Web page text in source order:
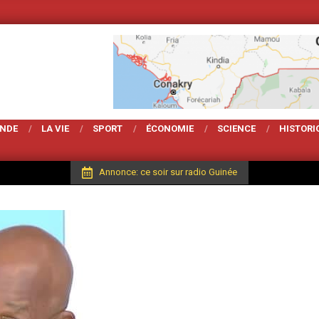
Votre Magarzine d'actualité et d
LA VIE SPORT ÉCONOMIE SCIENCE
Annonce: ce soir sur radio Guinée